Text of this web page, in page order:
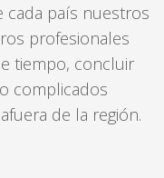
cada país nuestros
profesionales
tiempo, concluir
complicados
de la región.